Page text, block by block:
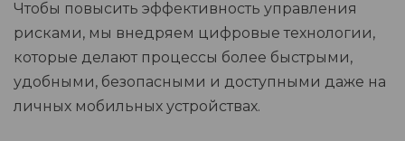
Чтобы повысить эффективность управления
рисками, мы внедряем цифровые технологии,
которые делают процессы более быстрыми,
удобными, безопасными и доступными даже на
личных мобильных устройствах.